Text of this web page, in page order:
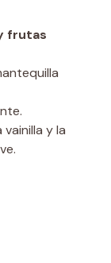
frutas
y la